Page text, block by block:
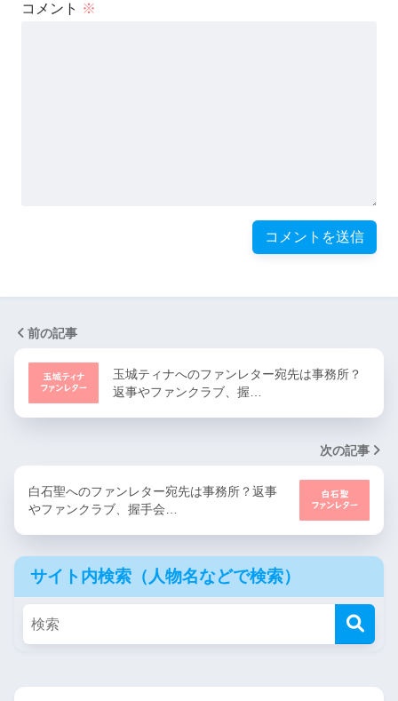
コメント ※
前の記事
玉城ティナへのファンレター宛先は事務所？
返事やファンクラブ、握…
次の記事
白石聖へのファンレター宛先は事務所？返事
やファンクラブ、握手会…
サイト内検索（人物名などで検索）